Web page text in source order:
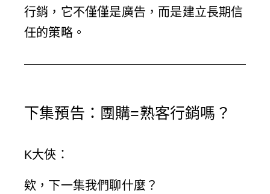
行銷，它不僅僅是廣告，而是建立長期信
任的策略。
下集預告：團購=熟客行銷嗎？
K大俠 ：
欸，下一集我們聊什麼？